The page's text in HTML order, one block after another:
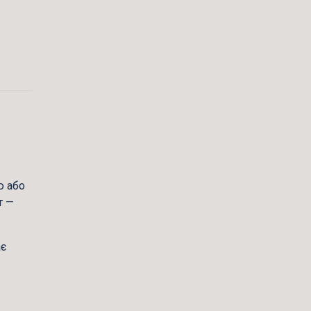
або
—